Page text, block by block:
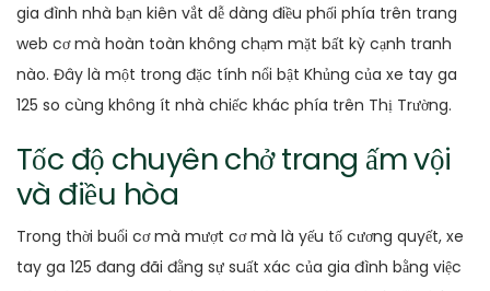
gia đình nhà bạn kiên vắt dễ dàng điều phối phía trên trang
web cơ mà hoàn toàn không chạm mặt bất kỳ cạnh tranh
nào. Đây là một trong đặc tính nổi bật Khủng của xe tay ga
125 so cùng không ít nhà chiếc khác phía trên Thị Trường.
Tốc độ chuyên chở trang ấm vội
và điều hòa
Trong thời buổi cơ mà mượt cơ mà là yếu tố cương quyết, xe
tay ga 125 đang đãi đằng sự suất xác của gia đình bằng việc